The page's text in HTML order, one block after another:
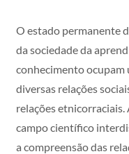
O estado permanente
da sociedade da
conhecimento ocupam
diversas relações
relações etnicorraciais.
campo científico
a compreensão das